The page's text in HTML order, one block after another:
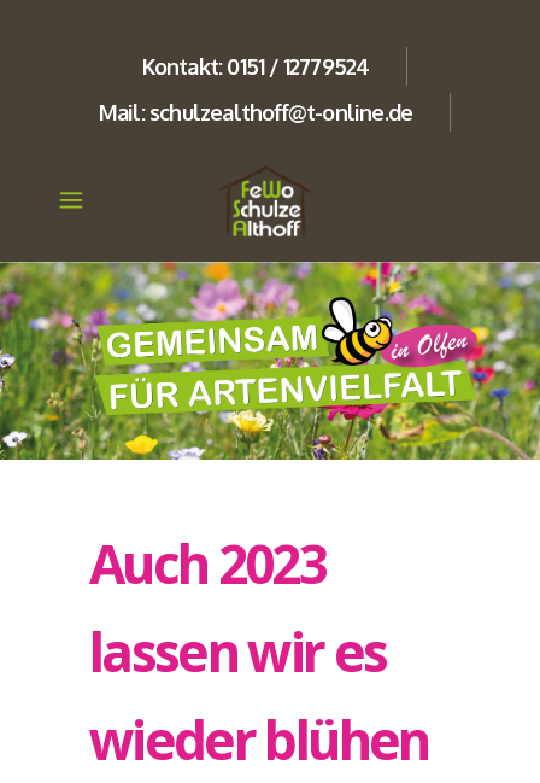
Kontakt: 0151 / 12779524
Mail: schulzealthoff@t-online.de
Auch 2023
lassen wir es
wieder blühen